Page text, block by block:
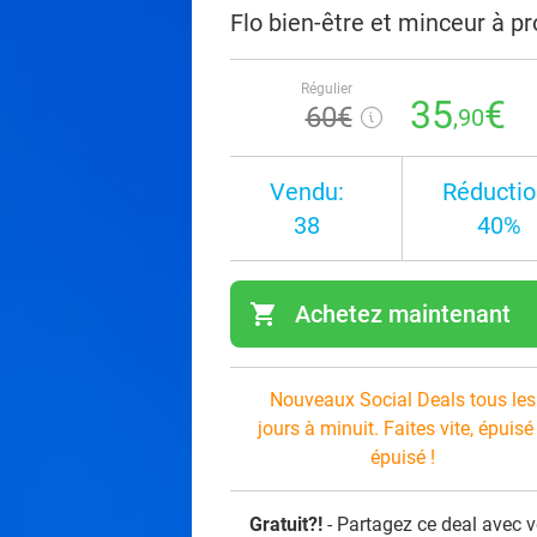
Flo bien-être et minceur à
Régulier
60€ 35,90€
Vendu:
38
40%
shopping_cart Achetez maintenant
Nouveaux Social Deals tous les
jours à minuit. Faites vite, épuisé
épuisé !
Gratuit?! - Partagez ce deal avec